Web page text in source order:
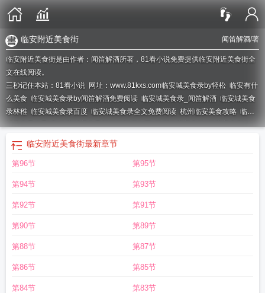
闻笛解酒/著
临安附近美食街
临安附近美食街是由作者：闻笛解酒所著，81看小说免费提供临安附近美食街全
文在线阅读。
三秒记住本站：81看小说 网址：www.81kxs.com临安城美食录by轻松 临安有什
么美食 临安城美食录by闻笛解酒免费阅读 临安城美食录_闻笛解酒 临安城美食
录林稚 临安城美食录百度 临安城美食录全文免费阅读 杭州临安美食攻略 临安
城美食录未删减临安城美食录闻笛解酒书包网杭州临安美食街临安美食餐
临安城美食录闻笛解酒免费阅读
城美食录免费
安老城区小吃一条街
临安附近美食街
一条街 临安美食推荐排行榜 临安古城美食 杭州临安美食
酒临安城区好吃的餐馆 临安美食一条街位置
节临安城美食录TXT 临安美食必去餐馆临安美食
结临安美食攻略 临安的美食街在哪里
松临安的美食 临安小吃的地方在哪里
临安附近美食街最新章节
第96节 第95节
第94节 第93节
第92节 第91节
第90节 第89节
第88节 第87节
第86节 第85节
第84节 第83节